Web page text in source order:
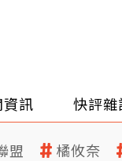
訊 快評雜
盟 橘攸奈